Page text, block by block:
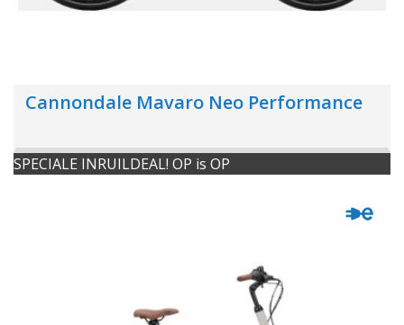
Cannondale Mavaro Neo Performance
SPECIALE INRUILDEAL! OP is OP